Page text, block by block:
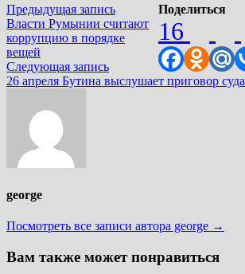
Поделиться
16
Навигация
по
записям
Предыдущая записьПредыдущая
запись:
Власти Румынии считают
коррупцию в порядке
вещей
Следующая записьСледующая
запись:
26 апреля Бутина выслушает приговор суда
george
Посмотреть все записи автора george →
Вам также может понравиться